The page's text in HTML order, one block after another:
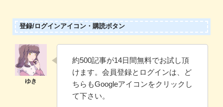
登録/ログインアイコン・購読ボタン
約500記事が14日間無料でお試し頂
けます。会員登録とログインは、ど
ちらもGoogleアイコンをクリックし
て下さい。